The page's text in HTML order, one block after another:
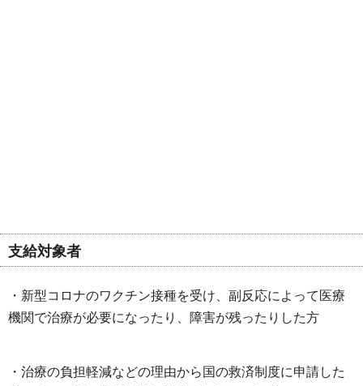
支給対象者
・新型コロナのワクチン接種を受け、副反応によって医療
機関で治療が必要になったり、障害が残ったりした方
・治療の負担軽減などの理由から国の救済制度に申請した